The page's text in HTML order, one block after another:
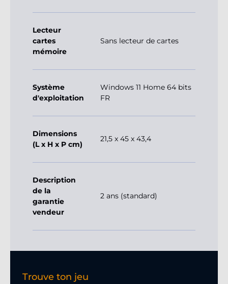
Lecteur
cartes
mémoire
Sans lecteur de cartes
Système
d'exploitation
Windows 11 Home 64 bits
FR
Dimensions
(L x H x P cm)
21,5 x 45 x 43,4
Description
de la
garantie
vendeur
2 ans (standard)
Trouve ton jeu